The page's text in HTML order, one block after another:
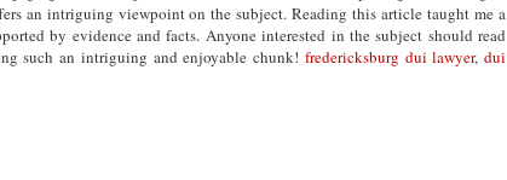
an intriguing viewpoint on the subject. Reading this article taught me a
by evidence and facts. Anyone interested in the subject should read
such an intriguing and enjoyable chunk! fredericksburg dui lawyer,dui